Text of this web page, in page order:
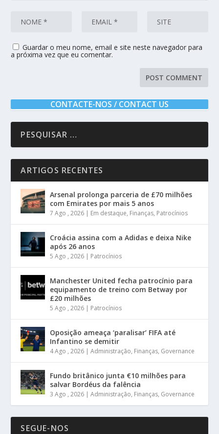
Guardar o meu nome, email e site neste navegador para
a próxima vez que eu comentar.
CONTACTE-NOS / CONTACT US
ARTIGOS RECENTES
Arsenal prolonga parceria de £70 milhões
com Emirates por mais 5 anos
7 Ago , 2026 | Em destaque, Finanças, Patrocínios
Croácia assina com a Adidas e deixa Nike
após 26 anos
5 Ago , 2026 | Patrocínios
Manchester United fecha patrocínio para
equipamento de treino com Betway por
£20 milhões
5 Ago , 2026 | Patrocínios
Oposição ameaça ‘paralisar’ FIFA até
Infantino se demitir
4 Ago , 2026 |Administração, Finanças, Governance
Fundo britânico junta €10 milhões para
salvar Bordéus da falência
3 Ago , 2026 |Administração, Finanças, Governance
SEGUE-NOS